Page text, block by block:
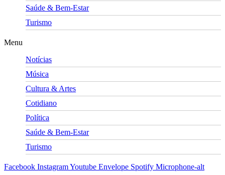
Saúde & Bem-Estar
Turismo
Menu
Notícias
Música
Cultura & Artes
Cotidiano
Política
Saúde & Bem-Estar
Turismo
Facebook InstagramYoutube Envelope Spotify Microphone-alt